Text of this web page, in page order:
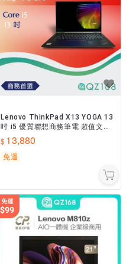
Lenovo ThinkPad X13 YOGA 13
吋 i5 優質聯想商務筆電 超值文書
文書機 商務首選
13,880
免運